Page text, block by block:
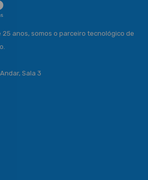
25 anos, somos o parceiro tecnológico de
Sala 3